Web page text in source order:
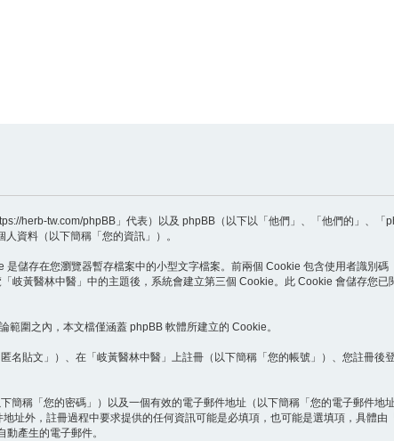
herb-tw.com/phpBB」代表）以及 phpBB（以下以「他們」、「他們的」、「
資料（以下簡稱「您的資訊」）。
儲存在您瀏覽器暫存檔案中的小型文字檔案。前兩個 Cookie 包含使用者識別碼
黃醫林中醫」中的主題後，系統會建立第三個 Cookie。此 Cookie 會儲存您已
圍之內，本文檔僅涵蓋 phpBB 軟體所建立的 Cookie。
貼文」）、在「岐黃醫林中醫」上註冊（以下簡稱「您的帳號」）、您註冊後
稱「您的密碼」）以及一個有效的電子郵件地址（以下簡稱「您的電子郵件地
址外，註冊過程中要求提供的任何資訊可能是必填項，也可能是選填項，具體由
產生的電子郵件。